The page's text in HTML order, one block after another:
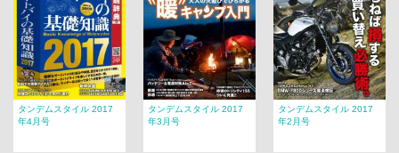
タンデムスタイル 2017
年4月号
タンデムスタイル 2017
年3月号
タンデムスタイル 2017
年2月号